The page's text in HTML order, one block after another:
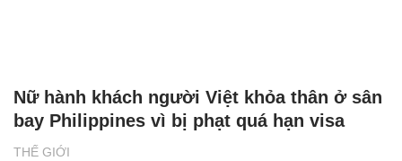
THẾ GIỚI
Nữ hành khách người Việt khỏa thân ở sân
bay Philippines vì bị phạt quá hạn visa